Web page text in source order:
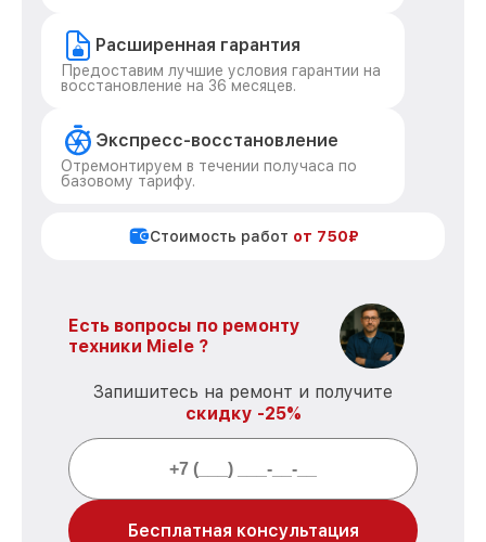
Расширенная гарантия
Предоставим лучшие условия гарантии на
восстановление на 36 месяцев.
Экспресс-восстановление
Отремонтируем в течении получаса по
базовому тарифу.
Стоимость работ от 750₽
Есть вопросы по ремонту
техники Miele ?
Запишитесь на ремонт и получите
скидку -25%
Бесплатная консультация